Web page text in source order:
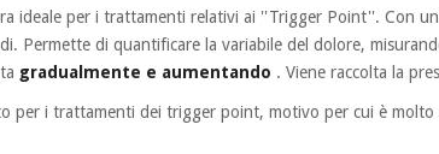
ideale per i trattamenti relativi ai ''Trigger Point''. Con
Permette di quantificare la variabile del dolore,
gradualmente e aumentando . Viene raccolta la
per i trattamenti dei trigger point, motivo per cui è